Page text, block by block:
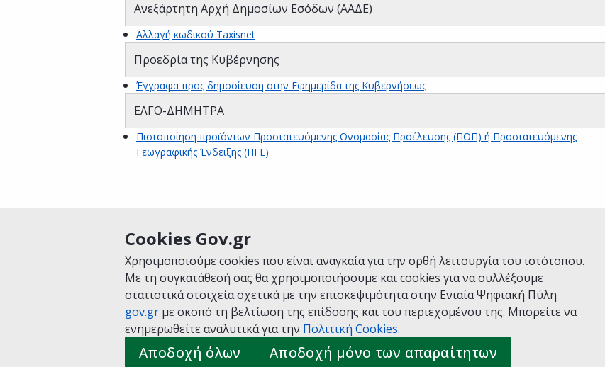
Cookies Gov.gr
Χρησιμοποιούμε cookies που είναι αναγκαία για την ορθή λειτουργία του ιστότοπου.
Με τη συγκατάθεσή σας θα χρησιμοποιήσουμε και cookies για να συλλέξουμε
στατιστικά στοιχεία σχετικά με την επισκεψιμότητα στην Ενιαία Ψηφιακή Πύλη
gov.gr με σκοπό τη βελτίωση της επίδοσης και του περιεχομένου της. Μπορείτε να
ενημερωθείτε αναλυτικά για την Πολιτική Cookies.
Αποδοχή όλων Αποδοχή μόνο των απαραίτητων
Ανεξάρτητη Αρχή Δημοσίων Εσόδων (ΑΑΔΕ)
Αλλαγή κωδικού Taxisnet
Προεδρία της Κυβέρνησης
Έγγραφα προς δημοσίευση στην Εφημερίδα της Κυβερνήσεως
ΕΛΓΟ-ΔΗΜΗΤΡΑ
Πιστοποίηση προϊόντων Προστατευόμενης Ονομασίας Προέλευσης (ΠΟΠ) ή Προστατευόμενης
Γεωγραφικής Ένδειξης (ΠΓΕ)
Είναι χρήσιμη αυτή η σελίδα;
ΑρχικήΣχετικά με το gov.grΌροι ΧρήσηςΠολιτική ΑπορρήτουΔήλωση προσβασιμότητας
Πολιτική cookiesΠροτάσεις για το gov.gr
Υλοποίηση από το Υπουργείο Ψηφιακής Διακυβέρνησης Ελληνικά